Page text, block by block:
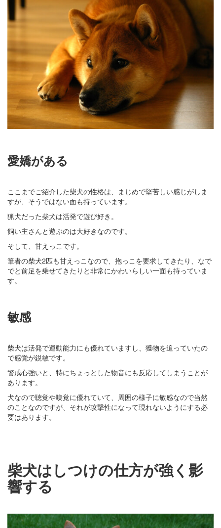
愛嬌がある
ここまでご紹介した柴犬の性格は、まじめで堅苦しい感じがしま
すが、そうではない面も持っています。
猟犬だった柴犬は活発で遊び好き。
飼い主さんと遊ぶのは大好きなのです。
そして、甘えっこです。
筆者の柴犬2匹も甘えっこなので、抱っこを要求してきたり、なで
でと前足を乗せてきたりと非常にかわいらしい一面も持っていま
す。
敏感
柴犬は活発で運動能力にも優れていますし、獲物を追っていたの
で感覚が鋭敏です。
警戒心強いと、特にちょっとした物音にも反応してしまうことが
あります。
犬なので聴覚や嗅覚に優れていて、周囲の様子に敏感なので当然
のことなのですが、それが攻撃性になって現れないようにする必
要はあります。
柴犬はしつけの仕方が強く影
響する